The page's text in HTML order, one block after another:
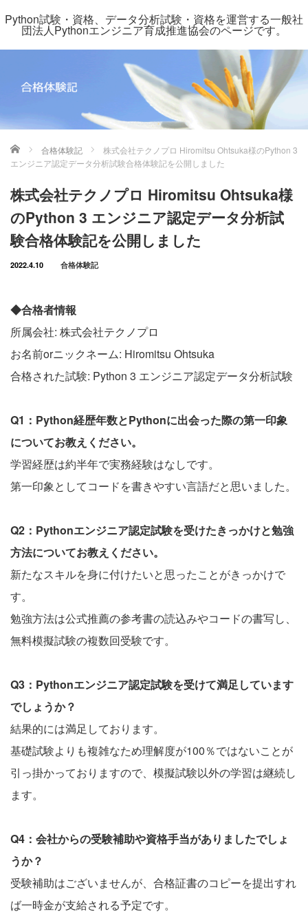
Python試験・資格、データ分析試験・資格を運営する一般社
団法人Pythonエンジニア育成推進協会のページです。
ホーム 合格体験記
株式会社テクノプロ Hiromitsu Ohtsuka様のPython 3
エンジニア認定データ分析試験合格体験記を公開しました
株式会社テクノプロ Hiromitsu Ohtsuka様
のPython 3 エンジニア認定データ分析試
験合格体験記を公開しました
2022.4.10 合格体験記
◆合格者情報
所属会社: 株式会社テクノプロ
お名前orニックネーム: Hiromitsu Ohtsuka
合格された試験: Python 3 エンジニア認定データ分析試験
Q1：Python経歴年数とPythonに出会った際の第一印象
についてお教えください。
学習経歴は約半年で実務経験はなしです。
第一印象としてコードを書きやすい言語だと思いました。
Q2：Pythonエンジニア認定試験を受けたきっかけと勉強
方法についてお教えください。
新たなスキルを身に付けたいと思ったことがきっかけで
す。
勉強方法は公式推薦の参考書の読込みやコードの書写し、
無料模擬試験の複数回受験です。
Q3：Pythonエンジニア認定試験を受けて満足しています
でしょうか？
結果的には満足しております。
基礎試験よりも複雑なため理解度が100％ではないことが
引っ掛かっておりますので、模擬試験以外の学習は継続し
ます。
Q4：会社からの受験補助や資格手当がありましたでしょ
うか？
受験補助はございませんが、合格証書のコピーを提出すれ
ば一時金が支給される予定です。